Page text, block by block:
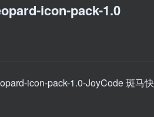
icon-pack-1.0